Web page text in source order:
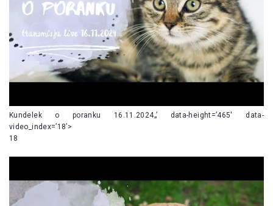
Kundelek o poranku 16.11.2024„’ data-height=’465′ data-
video_index=’18’>
18